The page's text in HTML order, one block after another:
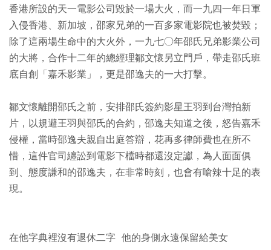
香港所設的天一電影公司毀於一場大火，而一九四一年日軍
入侵香港、新加坡，邵家兄弟的一百多家電影院也被焚毀；
除了這兩場生命中的大火外，一九七○年邵氏兄弟影業公司
的大將，合作十二年的總經理鄒文懷另立門戶，帶走邵氏班
底自創「嘉禾影業」，更是邵逸夫的一大打擊。
鄒文懷離開邵氏之前，安排邵氏簽約影星王羽到台灣拍新
片，以規避王羽與邵氏的合約，邵逸夫知道之後，怒告嘉禾
侵權，當時邵逸夫親自出庭答辯，花再多律師費也在所不
惜，這件官司纏訟到電影下檔時都還沒定讞，為人面面俱
到、態度謙和的邵逸夫，在非常時刻，也會有嗆辣十足的表
現。
在他字典裡沒有退休二字 他的身側永遠保留給美女